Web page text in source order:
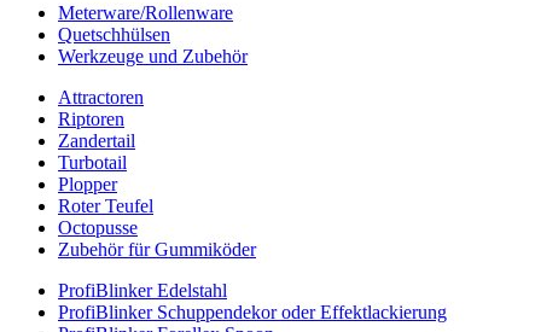
Meterware/Rollenware
Quetschhülsen
Werkzeuge und Zubehör
Attractoren
Riptoren
Zandertail
Turbotail
Plopper
Roter Teufel
Octopusse
Zubehör für Gummiköder
ProfiBlinker Edelstahl
ProfiBlinker Schuppendekor oder Effektlackierung